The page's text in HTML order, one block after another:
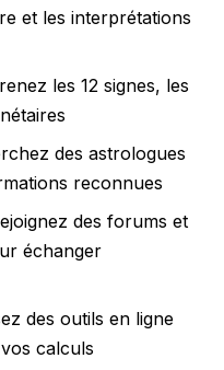
et les interprétations
les 12 signes, les
des astrologues
reconnues
des forums et
échanger
des outils en ligne
calculs